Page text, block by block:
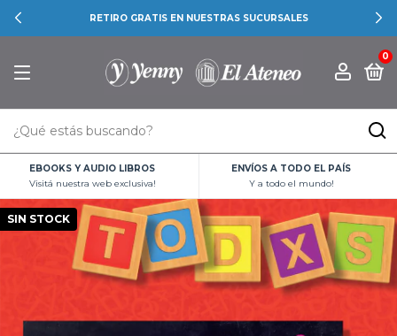
RETIRO GRATIS EN NUESTRAS SUCURSALES
0
EBOOKS Y AUDIO LIBROS
Visitá nuestra web exclusiva!
ENVÍOS A TODO EL PAÍS
Y a todo el mundo!
SIN STOCK